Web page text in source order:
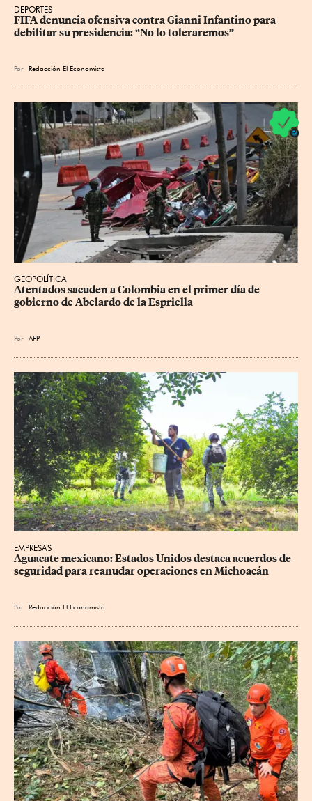
DEPORTES
FIFA denuncia ofensiva contra Gianni Infantino para
debilitar su presidencia: “No lo toleraremos”
Por Redacción El Economista
GEOPOLÍTICA
Atentados sacuden a Colombia en el primer día de
gobierno de Abelardo de la Espriella
Por AFP
EMPRESAS
Aguacate mexicano: Estados Unidos destaca acuerdos de
seguridad para reanudar operaciones en Michoacán
Por Redacción El Economista